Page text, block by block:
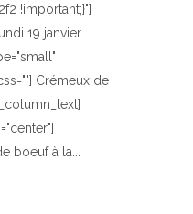
!important;}"]
19 janvier
Crémeux de
boeuf à la...